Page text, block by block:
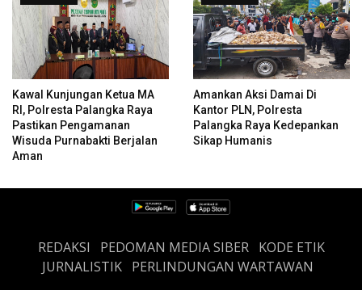
Kawal Kunjungan Ketua MA
RI, Polresta Palangka Raya
Pastikan Pengamanan
Wisuda Purnabakti Berjalan
Aman
Amankan Aksi Damai Di
Kantor PLN, Polresta
Palangka Raya Kedepankan
Sikap Humanis
REDAKSI PEDOMAN MEDIA SIBER
KODE ETIK
JURNALISTIK PERLINDUNGAN WARTAWAN